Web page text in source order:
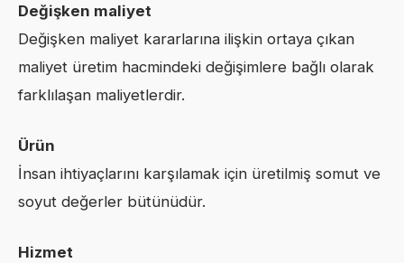
Değişken maliyet
Değişken maliyet kararlarına ilişkin ortaya çıkan
maliyet üretim hacmindeki değişimlere bağlı olarak
farklılaşan maliyetlerdir.
Ürün
İnsan ihtiyaçlarını karşılamak için üretilmiş somut ve
soyut değerler bütünüdür.
Hizmet